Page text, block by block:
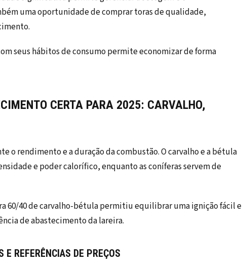
uma oportunidade de comprar toras de qualidade,
seus hábitos de consumo permite economizar de forma
CERTA PARA 2025: CARVALHO,
o rendimento e a duração da combustão. O carvalho e a bétula
e poder calorífico, enquanto as coníferas servem de
60/40 de carvalho-bétula permitiu equilibrar uma ignição fácil e
de abastecimento da lareira.
REFERÊNCIAS DE PREÇOS